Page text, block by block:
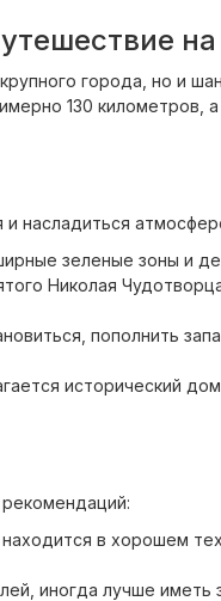
города, но и
130 километров,
насладиться
зеленые зоны и
Николая
пополнить
исторический
в хорошем
иногда лучше иметь